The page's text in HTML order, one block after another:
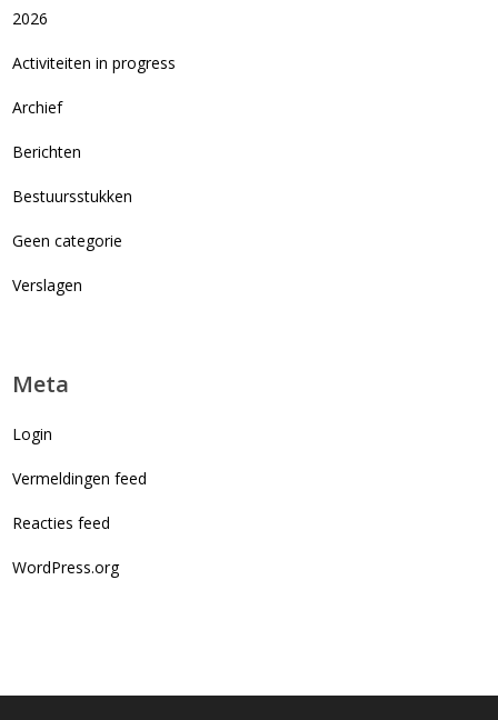
2026
Activiteiten in progress
Archief
Berichten
Bestuursstukken
Geen categorie
Verslagen
Meta
Login
Vermeldingen feed
Reacties feed
WordPress.org